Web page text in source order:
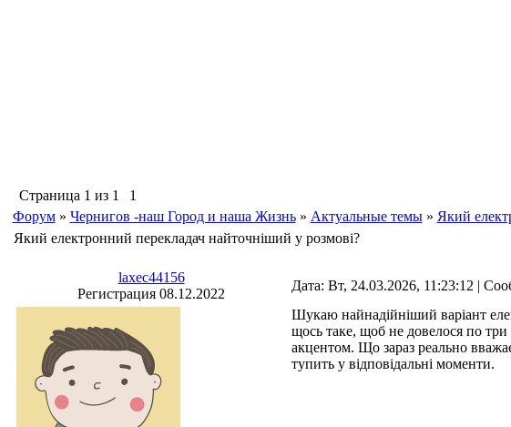
Страница 1 из 1
1
Форум » Чернигов -наш Город и наша Жизнь » Актуальные темы » Який
Який електронний перекладач найточніший у розмові?
laxec44156
Регистрация 08.12.2022
Дата: Вт, 24.03.2026, 11:23:12 |
Шукаю найнадійніший варіант
щось таке, щоб не довелося по три
акцентом. Що зараз реально
тупить у відповідальні моменти.